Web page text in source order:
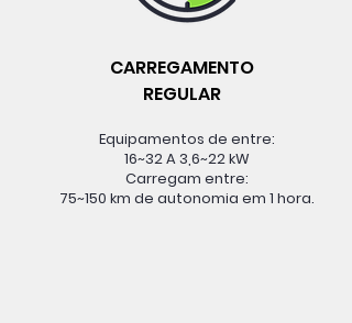
CARREGAMENTO
REGULAR
Equipamentos de entre:
16~32 A 3,6~22 kW
Carregam entre:
75~150 km de autonomia em 1 hora.